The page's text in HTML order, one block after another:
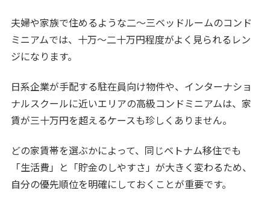
夫婦や家族で住めるような二〜三ベッドルームのコンド
ミニアムでは、十万〜二十万円程度がよく見られるレン
ジになります。
日系企業が手配する駐在員向け物件や、インターナショ
ナルスクールに近いエリアの高級コンドミニアムは、家
賃が三十万円を超えるケースも珍しくありません。
どの家賃帯を選ぶかによって、同じベトナム移住でも
「生活費」と「貯金のしやすさ」が大きく変わるため、
自分の優先順位を明確にしておくことが重要です。